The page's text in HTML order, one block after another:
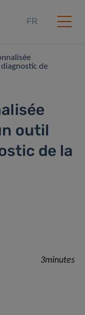
FR
de
outil
de la
3minutes